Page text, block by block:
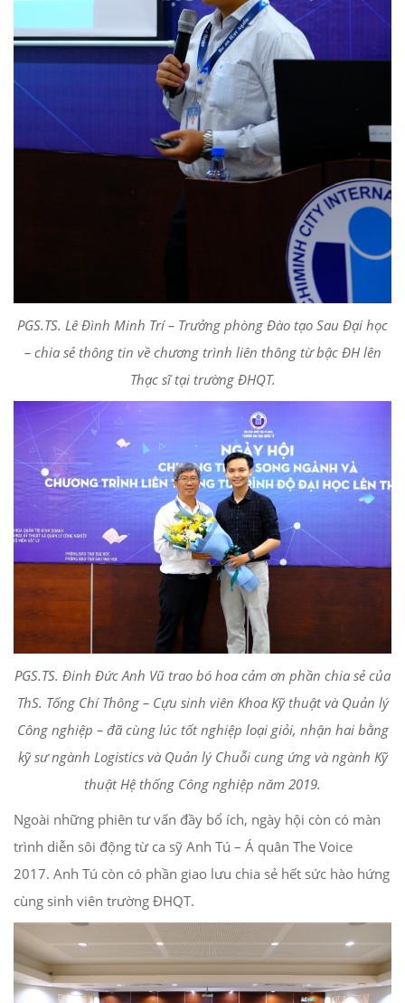
PGS.TS. Lê Đình Minh Trí – Trưởng phòng Đào tạo Sau Đại học
– chia sẻ thông tin về chương trình liên thông từ bậc ĐH lên
Thạc sĩ tại trường ĐHQT.
PGS.TS. Đinh Đức Anh Vũ trao bó hoa cảm ơn phần chia sẻ của
ThS. Tống Chí Thông – Cựu sinh viên Khoa Kỹ thuật và Quản lý
Công nghiệp – đã cùng lúc tốt nghiệp loại giỏi, nhận hai bằng
kỹ sư ngành Logistics và Quản lý Chuỗi cung ứng và ngành Kỹ
thuật Hệ thống Công nghiệp năm 2019.
Ngoài những phiên tư vấn đầy bổ ích, ngày hội còn có màn
trình diễn sôi động từ ca sỹ Anh Tú – Á quân The Voice
2017. Anh Tú còn có phần giao lưu chia sẻ hết sức hào hứng
cùng sinh viên trường ĐHQT.